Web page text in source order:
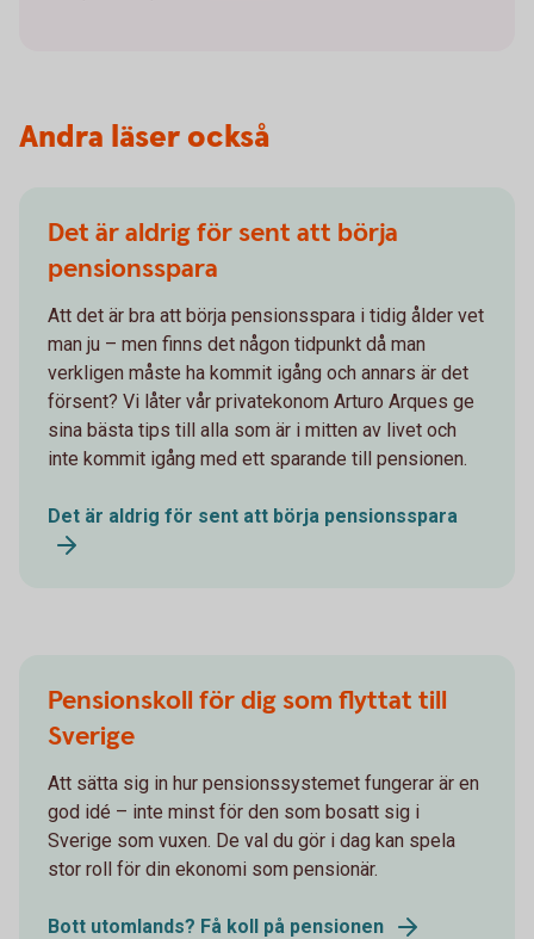
Andra läser också
Det är aldrig för sent att börja
pensionsspara
Att det är bra att börja pensionsspara i tidig ålder vet
man ju – men finns det någon tidpunkt då man
verkligen måste ha kommit igång och annars är det
försent? Vi låter vår privatekonom Arturo Arques ge
sina bästa tips till alla som är i mitten av livet och
inte kommit igång med ett sparande till pensionen.
Det är aldrig för sent att börja pensionsspara
Pensionskoll för dig som flyttat till
Sverige
Att sätta sig in hur pensionssystemet fungerar är en
god idé – inte minst för den som bosatt sig i
Sverige som vuxen. De val du gör i dag kan spela
stor roll för din ekonomi som pensionär.
Bott utomlands? Få koll på pensionen